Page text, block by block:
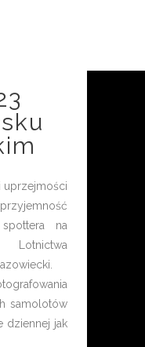
uprzejmości
na
samolotów
dziennej jak